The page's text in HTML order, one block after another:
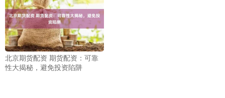
北京期货配资 期货配资：可靠
性大揭秘，避免投资陷阱